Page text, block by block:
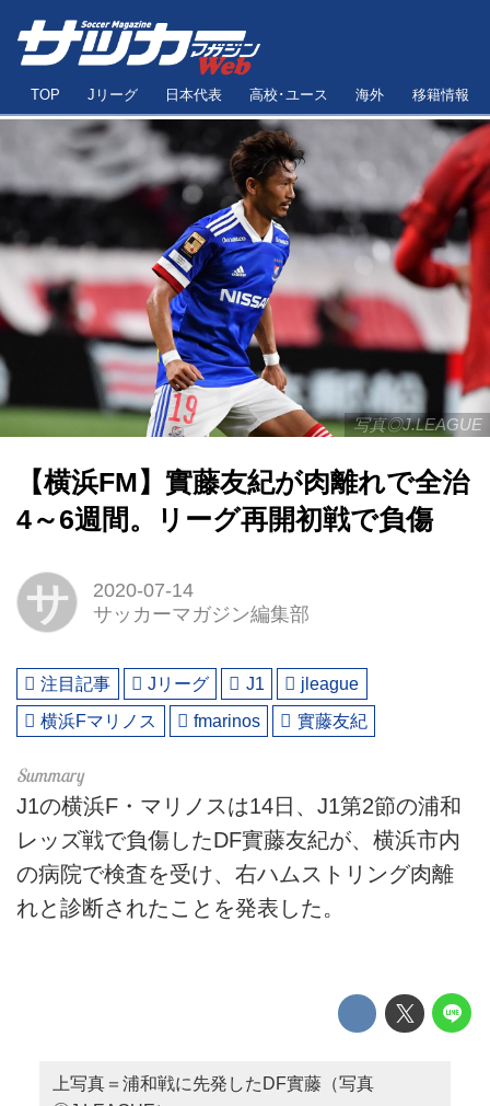
TOP Jリーグ 日本代表 高校･ユース 海外 移籍情報
写真◎J.LEAGUE
【横浜FM】實藤友紀が肉離れで全治
4～6週間。リーグ再開初戦で負傷
サ
2020-07-14
サッカーマガジン編集部
注目記事 Jリーグ J1
jleague
横浜Fマリノス
fmarinos 實藤友紀
J1の横浜F・マリノスは14日、J1第2節の浦和
レッズ戦で負傷したDF實藤友紀が、横浜市内
の病院で検査を受け、右ハムストリング肉離
れと診断されたことを発表した。
上写真＝浦和戦に先発したDF實藤（写真